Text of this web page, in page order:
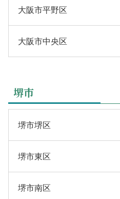
大阪市平野区
大阪市中央区
堺市
堺市堺区
堺市東区
堺市南区